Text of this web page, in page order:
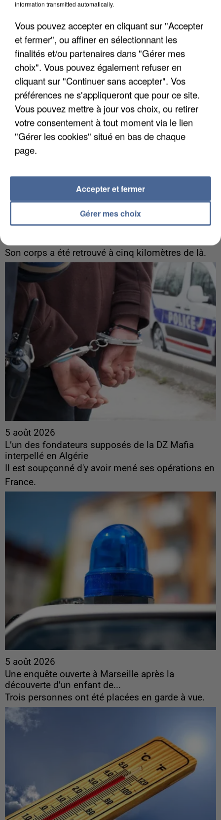
Sollicité, Sébastien Lecornu annonce un "travail
commun" avec les partis à la rentrée.
Une touriste de l’Oise emportée par une coulée de
Son corps a été retrouvé à cinq kilomètres de là.
5 août 2026
L’un des fondateurs supposés de la DZ Mafia
interpellé en Algérie
Il est soupçonné d'y avoir mené ses opérations en
France.
5 août 2026
Une enquête ouverte à Marseille après la
découverte d’un enfant de...
Trois personnes ont été placées en garde à vue.
information transmitted automatically.
Vous pouvez accepter en cliquant sur "Accepter
et fermer", ou affiner en sélectionnant les
finalités et/ou partenaires dans "Gérer mes
choix". Vous pouvez également refuser en
cliquant sur "Continuer sans accepter". Vos
préférences ne s'appliqueront que pour ce site.
Vous pouvez mettre à jour vos choix, ou retirer
votre consentement à tout moment via le lien
"Gérer les cookies" situé en bas de chaque
page.
Gérer mes choix
Accepter et fermer